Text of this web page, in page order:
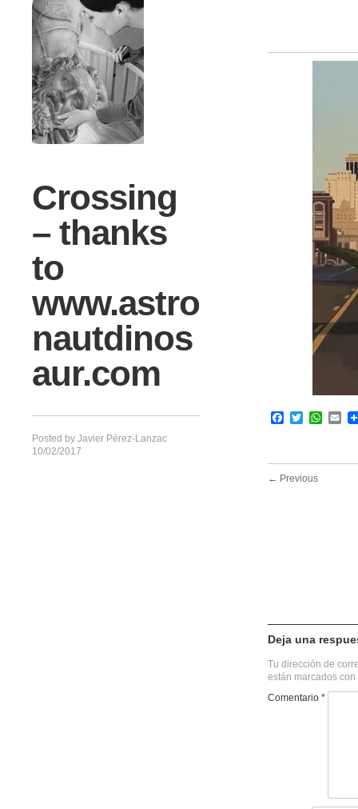
Crossing
– thanks
to
www.astro
nautdinos
aur.com
Posted by Javier Pérez-Lanzac
10/02/2017
Facebook
Twitter
← Previous
Deja una
Tu dirección de
están marcados con
Comentario *